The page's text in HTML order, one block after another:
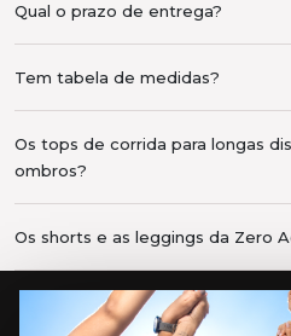
Qual o prazo de entrega?
Tem tabela de medidas?
Os tops de corrida para longas
ombros?
Os shorts e as leggings da Zero